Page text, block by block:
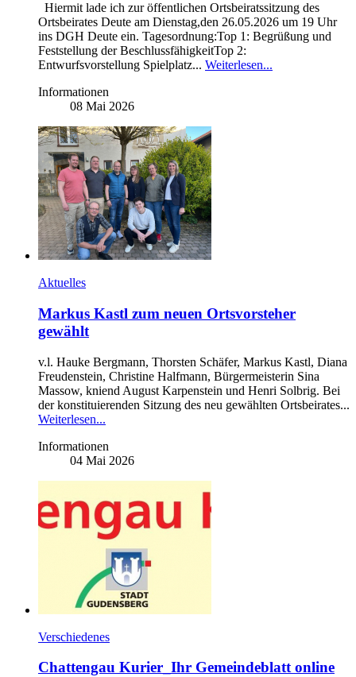
Hiermit lade ich zur öffentlichen Ortsbeiratssitzung des
Ortsbeirates Deute am Dienstag,den 26.05.2026 um 19 Uhr
ins DGH Deute ein. Tagesordnung:Top 1: Begrüßung und
Feststellung der BeschlussfähigkeitTop 2:
Entwurfsvorstellung Spielplatz... Weiterlesen...
Informationen
08 Mai 2026
Aktuelles
Markus Kastl zum neuen Ortsvorsteher
gewählt
v.l. Hauke Bergmann, Thorsten Schäfer, Markus Kastl, Diana
Freudenstein, Christine Halfmann, Bürgermeisterin Sina
Massow, kniend August Karpenstein und Henri Solbrig. Bei
der konstituierenden Sitzung des neu gewählten Ortsbeirates...
Weiterlesen...
Informationen
04 Mai 2026
Verschiedenes
Chattengau Kurier_Ihr Gemeindeblatt online